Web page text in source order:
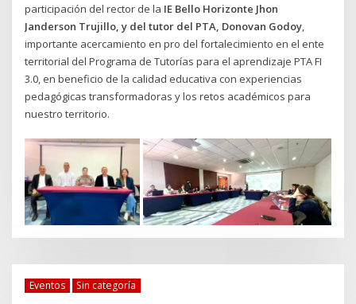
participación del rector de la IE Bello Horizonte Jhon
Janderson Trujillo, y del tutor del PTA, Donovan Godoy,
importante acercamiento en pro del fortalecimiento en el ente
territorial del Programa de Tutorías para el aprendizaje PTA FI
3.0, en beneficio de la calidad educativa con experiencias
pedagógicas transformadoras y los retos académicos para
nuestro territorio.
Eventos Sin categoría